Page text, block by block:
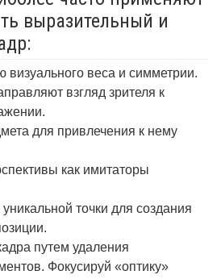
выразительный и
веса и симметрии.
взгляд зрителя к
для привлечения к нему
как имитаторы
точки для создания
путем удаления
Фокусируй «оптику»